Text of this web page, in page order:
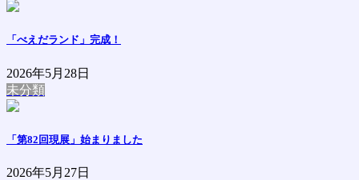
「べえだランド」完成！
2026年5月28日
未分類
「第82回現展」始まりました
2026年5月27日